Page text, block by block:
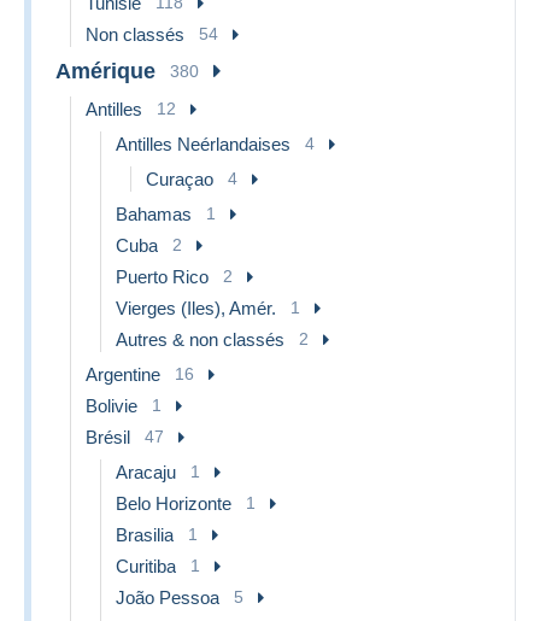
Non classés 54
Amérique 380
Antilles 12
Antilles Neérlandaises 4
Curaçao 4
Bahamas 1
Cuba 2
Puerto Rico 2
Vierges (Iles), Amér. 1
Autres & non classés 2
Argentine 16
Bolivie 1
Brésil 47
Aracaju 1
Belo Horizonte 1
Brasilia 1
Curitiba 1
João Pessoa 5